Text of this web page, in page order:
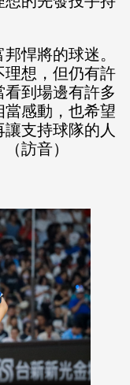
悍將的球迷。
理想，但仍有許
到場邊有許多
感動，也希望
支持球隊的人
訪音）